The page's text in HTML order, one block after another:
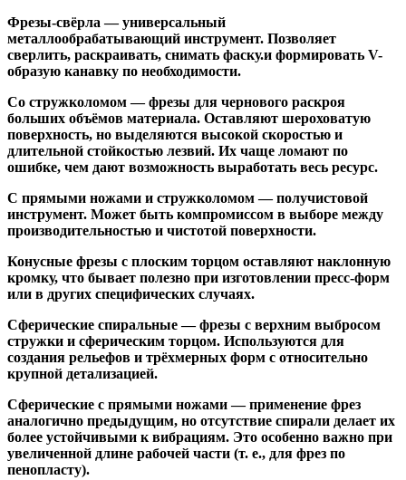
Фрезы-свёрла — универсальный
металлообрабатывающий инструмент. Позволяет
сверлить, раскраивать, снимать фаску.и формировать V-
образую канавку по необходимости.
Со стружколомом— фрезы для чернового раскроя
больших объёмов материала. Оставляют шероховатую
поверхность, но выделяются высокой скоростью и
длительной стойкостью лезвий. Их чаще ломают по
ошибке, чем дают возможность выработать весь ресурс.
С прямыми ножами и стружколомом— получистовой
инструмент. Может быть компромиссом в выборе между
производительностью и чистотой поверхности.
Конусные фрезы с плоским торцом оставляют наклонную
кромку, что бывает полезно при изготовлении пресс-форм
или в других специфических случаях.
Сферические спиральные— фрезы с верхним выбросом
стружки и сферическим торцом. Используются для
создания рельефов и трёхмерных форм с относительно
крупной детализацией.
Сферические с прямыми ножами— применение фрез
аналогично предыдущим, но отсутствие спирали делает их
более устойчивыми к вибрациям. Это особенно важно при
увеличенной длине рабочей части (т. е., для фрез по
пенопласту).